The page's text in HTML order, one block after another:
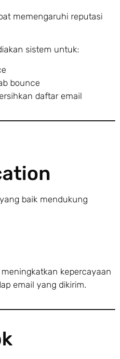
memengaruhi reputasi
sistem untuk:
bounce
daftar email
baik mendukung
kepercayaan
email yang dikirim.